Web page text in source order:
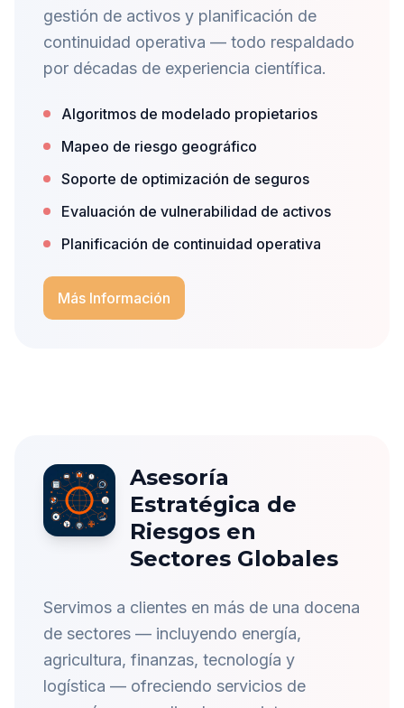
gestión de activos y planificación de
continuidad operativa — todo respaldado
por décadas de experiencia científica.
Algoritmos de modelado propietarios
Mapeo de riesgo geográfico
Soporte de optimización de seguros
Evaluación de vulnerabilidad de activos
Planificación de continuidad operativa
Más Información
Asesoría
Estratégica de
Riesgos en
Sectores Globales
Servimos a clientes en más de una docena
de sectores — incluyendo energía,
agricultura, finanzas, tecnología y
logística — ofreciendo servicios de